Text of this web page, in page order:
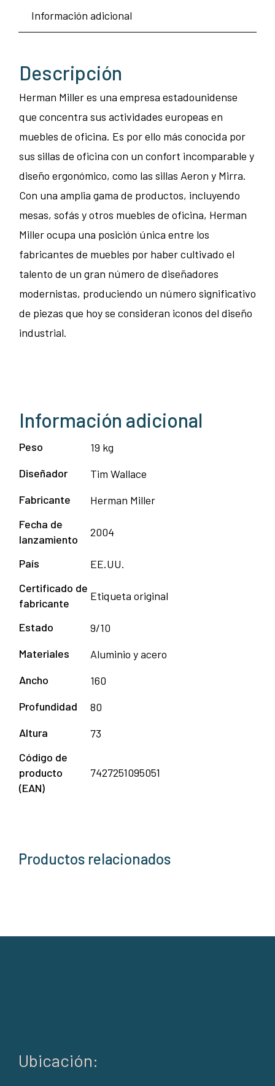
Información adicional
Descripción
Herman Miller es una empresa estadounidense
que concentra sus actividades europeas en
muebles de oficina. Es por ello más conocida por
sus sillas de oficina con un confort incomparable y
diseño ergonómico, como las sillas Aeron y Mirra.
Con una amplia gama de productos, incluyendo
mesas, sofás y otros muebles de oficina, Herman
Miller ocupa una posición única entre los
fabricantes de muebles por haber cultivado el
talento de un gran número de diseñadores
modernistas, produciendo un número significativo
de piezas que hoy se consideran iconos del diseño
industrial.
Información adicional
Peso
19 kg
Diseñador
Tim Wallace
Fabricante
Herman Miller
Fecha de
lanzamiento
2004
País
EE.UU.
Certificado de
fabricante
Etiqueta original
Estado
9/10
Materiales
Aluminio y acero
Ancho
160
Profundidad
80
Altura
73
Código de
producto
(EAN)
7427251095051
Productos relacionados
Ubicación: